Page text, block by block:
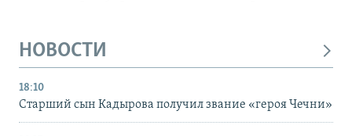
НОВОСТИ
18:10
Старший сын Кадырова получил звание «героя Чечни»